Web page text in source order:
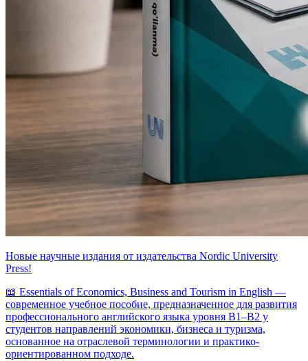
Новые научные издания от издательства Nordic University
Press!
📖 Essentials of Economics, Business and Tourism in English —
современное учебное пособие, предназначенное для развития
профессионального английского языка уровня B1–B2 у
студентов направлений экономики, бизнеса и туризма,
основанное на отраслевой терминологии и практико-
ориентированном подходе.